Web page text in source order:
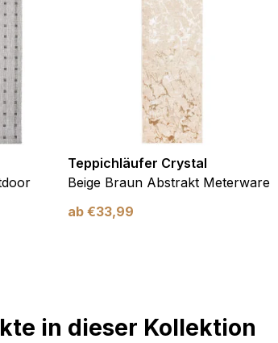
Teppichläufer Crystal
Beige Braun Abstrakt Meterware
ab €33,99
in dieser Kollektion